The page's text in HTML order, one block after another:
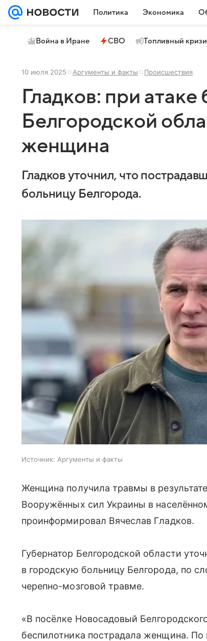
Политика Экономика
Война в Иране СВО Топливный
10 июля 2025 Аргументы и факты Происшествия
Гладков: при
Белгородской
женщина
Гладков уточнил, что
больницу Белгорода.
Источник: Аргументы и факты
Женщина получила травмы в
Вооружённых сил Украины в
проинформировал Вячеслав Гладков.
Губернатор Белгородской области
в городскую больницу Белгорода, по
черепно-мозговой травме.
«В посёлке Новосадовый
беспилотника пострадала женщина.